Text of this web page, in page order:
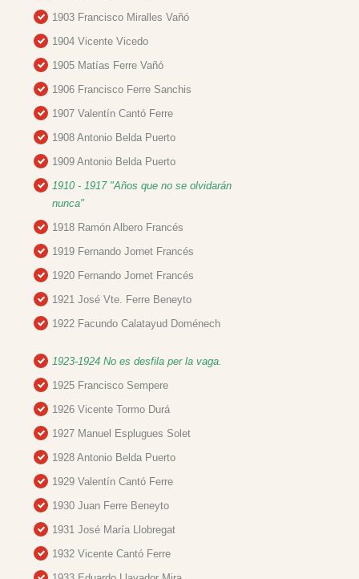
1903 Francisco Miralles Vañó
1904 Vicente Vicedo
1905 Matías Ferre Vañó
1906 Francisco Ferre Sanchis
1907 Valentín Cantó Ferre
1908 Antonio Belda Puerto
1909 Antonio Belda Puerto
1910 - 1917 "Años que no se olvidarán
nunca"
1918 Ramón Albero Francés
1919 Fernando Jornet Francés
1920 Fernando Jornet Francés
1921 José Vte. Ferre Beneyto
1922 Facundo Calatayud Doménech
1923-1924 No es desfila per la vaga.
1925 Francisco Sempere
1926 Vicente Tormo Durá
1927 Manuel Esplugues Solet
1928 Antonio Belda Puerto
1929 Valentín Cantó Ferre
1930 Juan Ferre Beneyto
1931 José María Llobregat
1932 Vicente Cantó Ferre